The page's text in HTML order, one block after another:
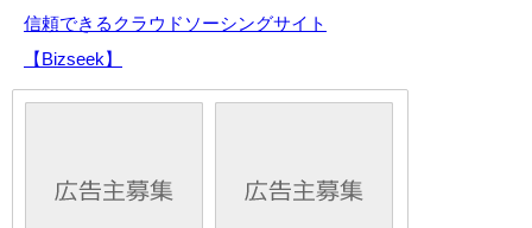
信頼できるクラウドソーシングサイト
【Bizseek】